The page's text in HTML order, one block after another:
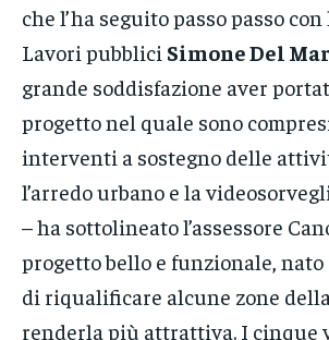
che l’ha seguito passo passo con
Lavori pubblici Simone Del
grande soddisfazione aver
progetto nel quale sono
interventi a sostegno delle
l’arredo urbano e la
– ha sottolineato l’assessore
progetto bello e funzionale, nato
di riqualificare alcune zone
renderla più attrattiva. I cinque